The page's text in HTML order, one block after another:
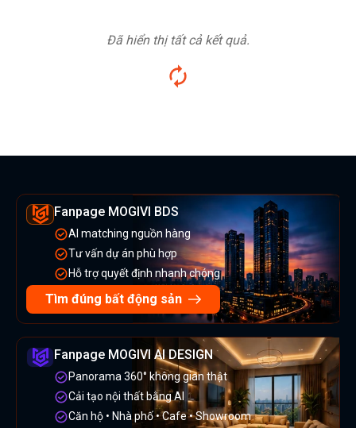
Đã hiển thị tất cả kết quả.
Fanpage MOGIVI BDS
AI matching nguồn hàng
Tư vấn dự án phù hợp
Hỗ trợ quyết định nhanh chóng
Tìm đúng bất động sản
Fanpage MOGIVI AI DESIGN
Panorama 360° không gian thật
Cải tạo nội thất bằng AI
Căn hộ • Nhà phố • Cafe • Showroom